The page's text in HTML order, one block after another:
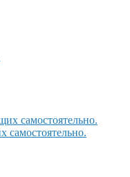
самостоятельно.